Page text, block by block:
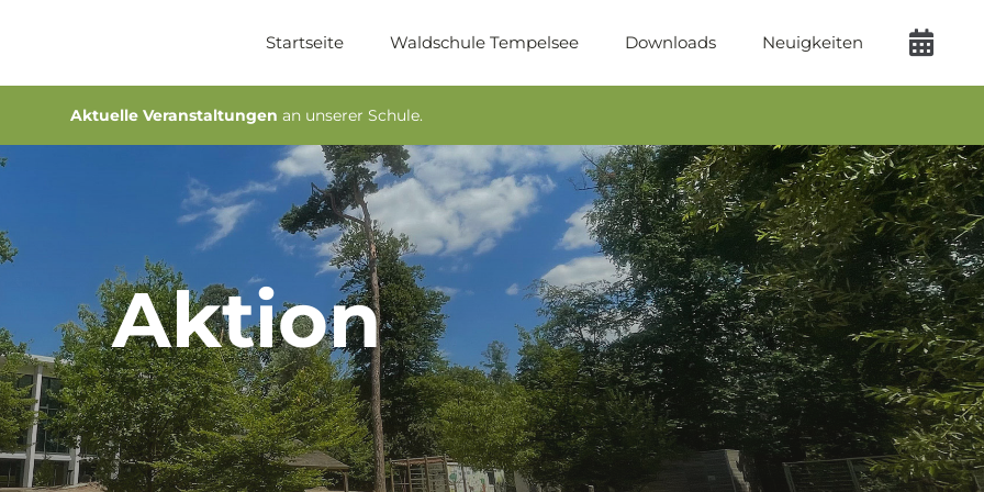
Startseite Waldschule Tempelsee Downloads Neuigkeiten
Aktuelle Veranstaltungen an unserer Schule.
Aktion